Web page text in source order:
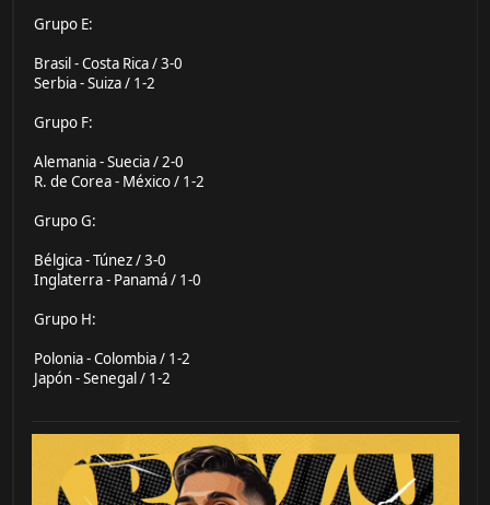
Grupo E:
Brasil - Costa Rica / 3-0
Serbia - Suiza / 1-2
Grupo F:
Alemania - Suecia / 2-0
R. de Corea - México / 1-2
Grupo G:
Bélgica - Túnez / 3-0
Inglaterra - Panamá / 1-0
Grupo H:
Polonia - Colombia / 1-2
Japón - Senegal / 1-2